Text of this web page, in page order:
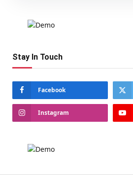
Stay In Touch
Facebook
Instagram